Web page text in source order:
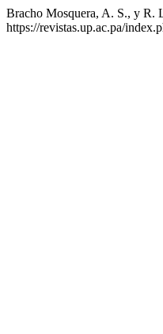
Bracho Mosquera, A. S., y R.
https://revistas.up.ac.pa/